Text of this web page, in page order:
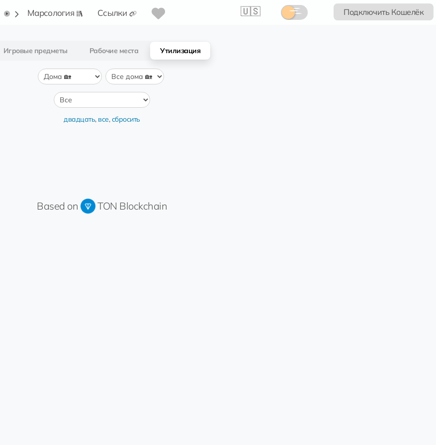
🇺🇸 Подключить Кошелёк
Марсология Ссылки
Игровые предметы Рабочие места Утилизация
двадцать, все,сбросить
Based on TON Blockchain